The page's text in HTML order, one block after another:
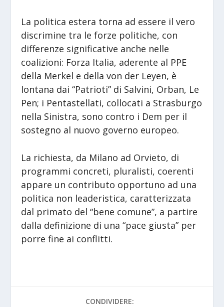
La politica estera torna ad essere il vero
discrimine tra le forze politiche, con
differenze significative anche nelle
coalizioni: Forza Italia, aderente al PPE
della Merkel e della von der Leyen, è
lontana dai “Patrioti” di Salvini, Orban, Le
Pen; i Pentastellati, collocati a Strasburgo
nella Sinistra, sono contro i Dem per il
sostegno al nuovo governo europeo.
La richiesta, da Milano ad Orvieto, di
programmi concreti, pluralisti, coerenti
appare un contributo opportuno ad una
politica non leaderistica, caratterizzata
dal primato del “bene comune”, a partire
dalla definizione di una “pace giusta” per
porre fine ai conflitti.
CONDIVIDERE: